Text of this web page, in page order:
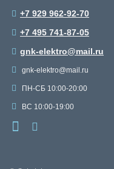
+7 929 962-92-70
+7 495 741-87-05
gnk-elektro@mail.ru
gnk-elektro@mail.ru
ПН-СБ 10:00-20:00
ВС 10:00-19:00